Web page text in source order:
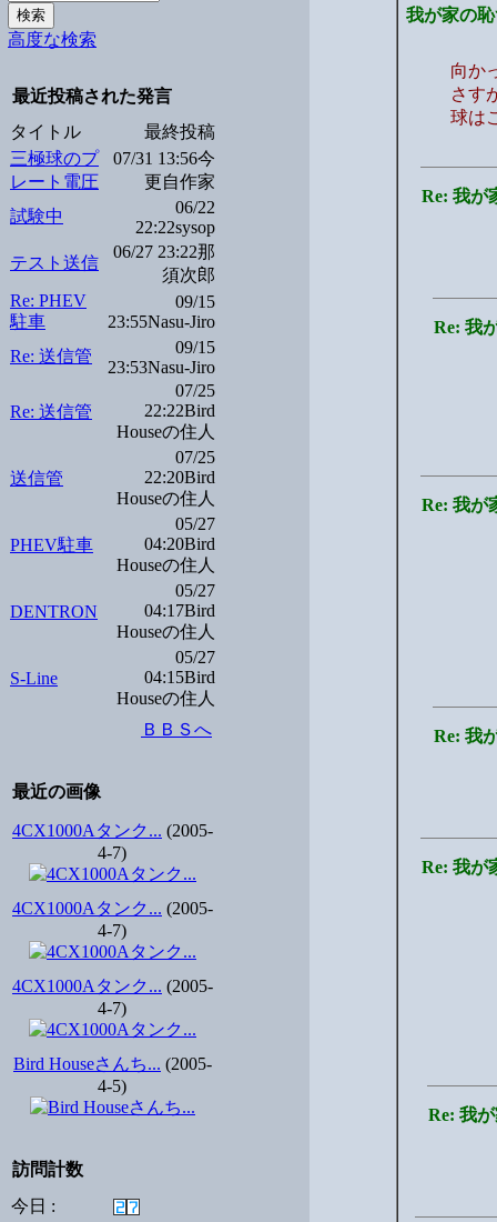
高度な検索
最近投稿された発言
タイトル
最終投稿
三極球のプ
レート電圧
07/31 13:56今
更自作家
試験中
06/22
22:22sysop
テスト送信
06/27 23:22那
須次郎
Re: PHEV
駐車
09/15
23:55Nasu-Jiro
Re: 送信管
09/15
23:53Nasu-Jiro
Re: 送信管
07/25
22:22Bird
Houseの住人
送信管
07/25
22:20Bird
Houseの住人
PHEV駐車
05/27
04:20Bird
Houseの住人
DENTRON
05/27
04:17Bird
Houseの住人
S-Line
05/27
04:15Bird
Houseの住人
ＢＢＳへ
最近の画像
4CX1000Aタンク... (2005-
4-7)
4CX1000Aタンク... (2005-
4-7)
4CX1000Aタンク... (2005-
4-7)
Bird Houseさんち... (2005-
4-5)
訪問計数
今日 :
我が家の
向か
さす
球は
Re: 我が
Re: 我
Re: 我が
Re: 我
Re: 我が
Re: 我